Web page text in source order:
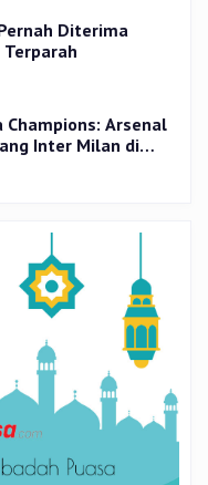
Diterima
Arsenal
Inter Milan di